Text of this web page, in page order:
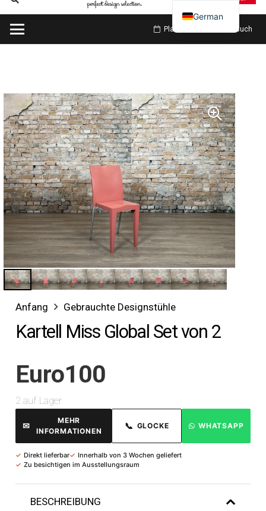
Planen Sie meinen Besuch
Anfang Gebrauchte Designstühle
Kartell Miss Global Set von 2
Euro100
2 auf Lager
✉
MEHR
INFORMATIONEN
📞 GLOCKE WHATSAPP
✓ Direkt lieferbar✓ Innerhalb von 3 Wochen geliefert
✓ Zu besichtigen im Ausstellungsraum
BESCHREIBUNG
German